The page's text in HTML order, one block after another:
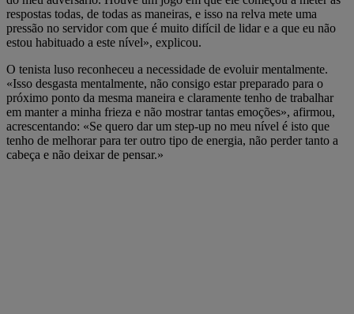
respostas todas, de todas as maneiras, e isso na relva mete uma
pressão no servidor com que é muito difícil de lidar e a que eu não
estou habituado a este nível», explicou.
O tenista luso reconheceu a necessidade de evoluir mentalmente.
«Isso desgasta mentalmente, não consigo estar preparado para o
próximo ponto da mesma maneira e claramente tenho de trabalhar
em manter a minha frieza e não mostrar tantas emoções», afirmou,
acrescentando: «Se quero dar um step-up no meu nível é isto que
tenho de melhorar para ter outro tipo de energia, não perder tanto a
cabeça e não deixar de pensar.»